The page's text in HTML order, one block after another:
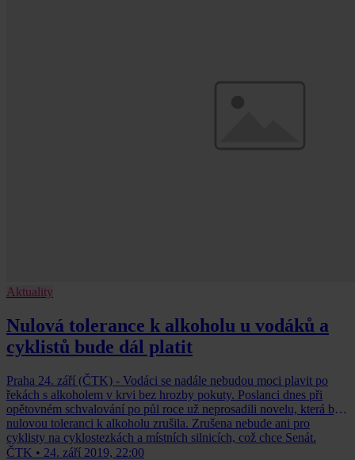
Aktuality
Nulová tolerance k alkoholu u vodáků a
cyklistů bude dál platit
Praha 24. září (ČTK) - Vodáci se nadále nebudou moci plavit po
řekách s alkoholem v krvi bez hrozby pokuty. Poslanci dnes při
opětovném schvalování po půl roce už neprosadili novelu, která by
nulovou toleranci k alkoholu zrušila. Zrušena nebude ani pro
cyklisty na cyklostezkách a místních silnicích, což chce Senát.
ČTK • 24. září 2019, 22:00